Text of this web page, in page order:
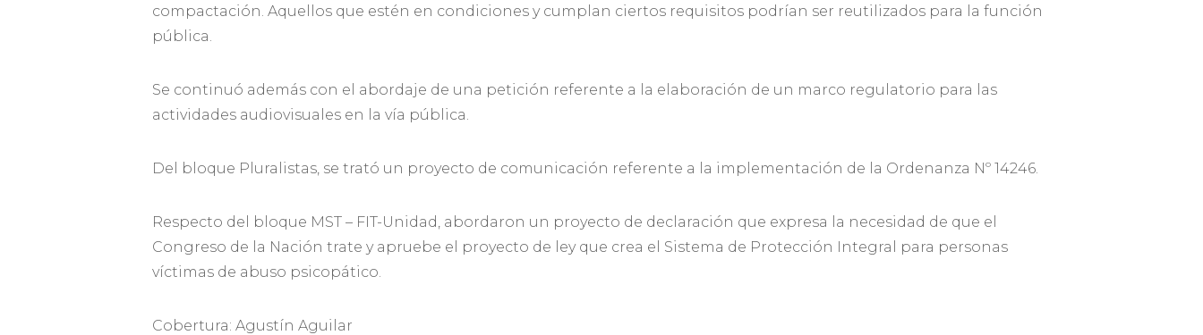
compactación. Aquellos que estén en condiciones y cumplan ciertos requisitos podrían ser reutilizados para la función
pública.
Se continuó además con el abordaje de una petición referente a la elaboración de un marco regulatorio para las
actividades audiovisuales en la vía pública.
Del bloque Pluralistas, se trató un proyecto de comunicación referente a la implementación de la Ordenanza Nº 14246.
Respecto del bloque MST – FIT-Unidad, abordaron un proyecto de declaración que expresa la necesidad de que el
Congreso de la Nación trate y apruebe el proyecto de ley que crea el Sistema de Protección Integral para personas
víctimas de abuso psicopático.
Cobertura: Agustín Aguilar